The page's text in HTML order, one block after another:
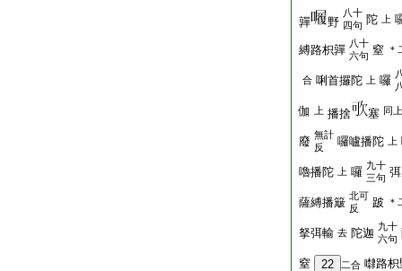
嚲 野
八十
四句 陀 上
縛路枳嚲 八十
六句 窒 ＊
合 唎首攞陀 上 囉
伽 上 播捨 塞 同上
廢 無計
反
囉嚧播陀 上
嚕播陀 上 囉 九十
三句
薩縛播簸 北可
反
跛 ＊
拏弭輸 去 陀迦 九十
六句
窒 22 二合 㘑路枳